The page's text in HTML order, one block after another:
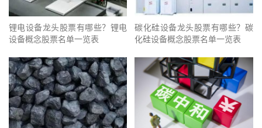
锂电设备龙头股票有哪些？锂电
设备概念股票名单一览表
碳化硅设备龙头股票有哪些？碳
化硅设备概念股票名单一览表